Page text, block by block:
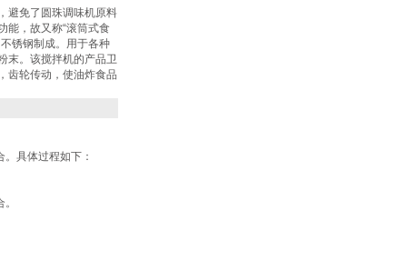
避免了圆珠调味机原料
能，故又称“滚筒式食
锈钢制成。用于各种
末。该搅拌机的产品卫
齿轮传动，使油炸食品
具体过程如下：